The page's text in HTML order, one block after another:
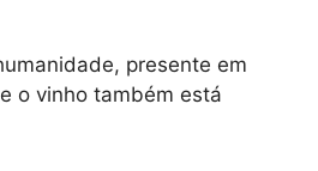
presente em
o vinho também está